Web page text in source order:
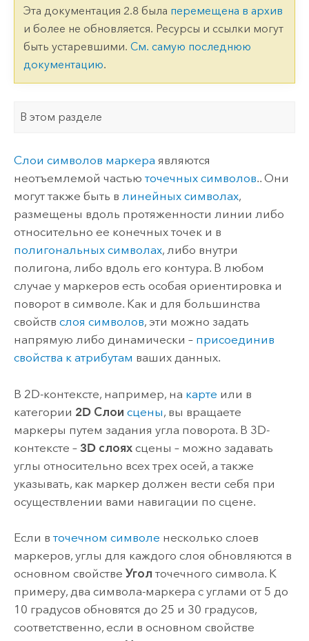
Эта документация 2.8 была перемещена в архив
и более не обновляется. Ресурсы и ссылки могут
быть устаревшими. См. самую последнюю
документацию.
В этом разделе
Слои символов маркера являются
неотъемлемой частью точечных символов.. Они
могут также быть в линейных символах,
размещены вдоль протяженности линии либо
относительно ее конечных точек и в
полигональных символах, либо внутри
полигона, либо вдоль его контура. В любом
случае у маркеров есть особая ориентировка и
поворот в символе. Как и для большинства
свойств слоя символов, эти можно задать
напрямую либо динамически – присоединив
свойства к атрибутам ваших данных.
В 2D-контексте, например, на карте или в
категории 2D Слои сцены, вы вращаете
маркеры путем задания угла поворота. В 3D-
контексте – 3D слояхсцены – можно задавать
углы относительно всех трех осей, а также
указывать, как маркер должен вести себя при
осуществлении вами навигации по сцене.
Если в точечном символе несколько слоев
маркеров, углы для каждого слоя обновляются в
основном свойстве Угол точечного символа. К
примеру, два символа-маркера с углами от 5 до
10 градусов обновятся до 25 и 30 градусов,
соответственно, если в основном свойстве